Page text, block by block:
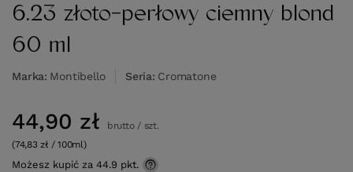
6.23 złoto-perłowy ciemny blond
60 ml
Marka Montibello Seria Cromatone
44,90 zł brutto/ szt.
(74,83 zł / 100ml)
Możesz kupić za 44.9 pkt.